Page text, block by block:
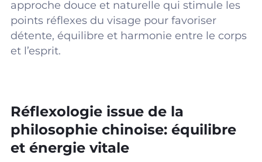
approche douce et naturelle qui stimule les
points réflexes du visage pour favoriser
détente, équilibre et harmonie entre le corps
et l’esprit.
Réflexologie issue de la
philosophie chinoise: équilibre
et énergie vitale